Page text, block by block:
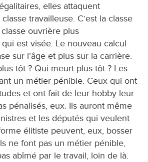
elles attaquent
travailleuse. C’est la classe
ouvrière plus
est visée. Le nouveau calcul
sur l’âge et plus sur la carrière.
tôt ? Qui meurt plus tôt ? Les
un métier pénible. Ceux qui ont
et ont fait de leur hobby leur
pénalisés, eux. Ils auront même
et les députés qui veulent
élitiste peuvent, eux, bosser
ne font pas un métier pénible,
abîmé par le travail, loin de là.